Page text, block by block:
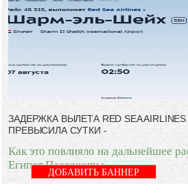
ЗАДЕРЖКА ВЫЛЕТА RED SEA
ПРЕВЫСИЛА СУТКИ -
Как это повлияло на дальнейшее
Египет Пассажиры
ДОБАВИТЬ БАННЕР